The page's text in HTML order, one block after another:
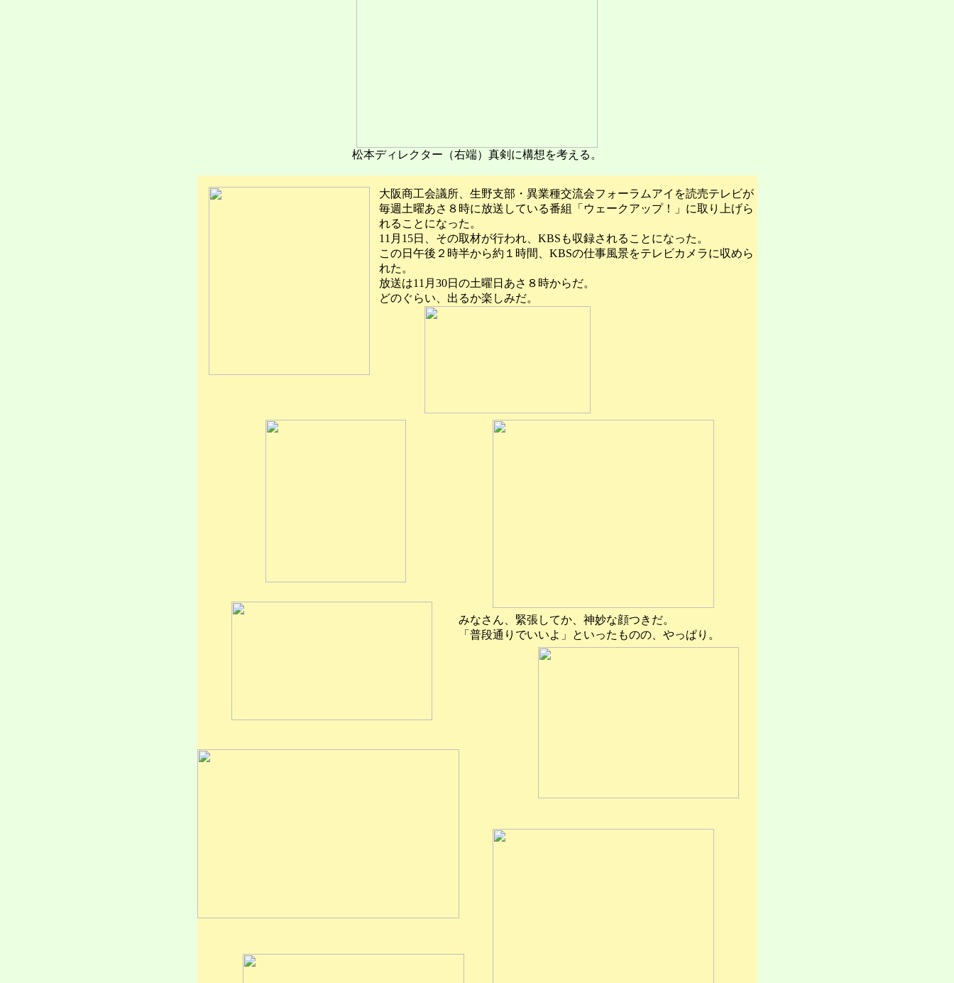
松本ディレクター（右端）真剣に構想を考える。
大阪商工会議所、生野支部・異業種交流会フォーラムアイを読売テレビが
毎週土曜あさ８時に放送している番組「ウェークアップ！」に取り上げら
れることになった。
11月15日、その取材が行われ、KBSも収録されることになった。
この日午後２時半から約１時間、KBSの仕事風景をテレビカメラに収めら
れた。
放送は11月30日の土曜日あさ８時からだ。
どのぐらい、出るか楽しみだ。
みなさん、緊張してか、神妙な顔つきだ。
「普段通りでいいよ」といったものの、やっぱり。